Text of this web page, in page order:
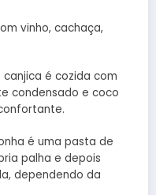
vinho, cachaça,
é cozida com
condensado e coco
é uma pasta de
palha e depois
dependendo da